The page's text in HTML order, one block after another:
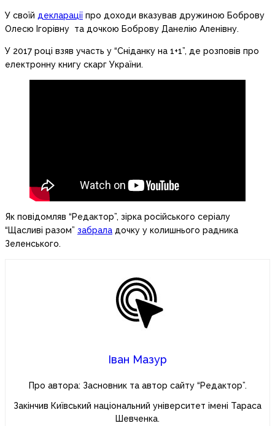
У своїй декларації про доходи вказував дружиною Боброву
Олесю Ігорівну та дочкою Боброву Данелію Аленівну.
У 2017 році взяв участь у “Сніданку на 1+1”, де розповів про
електронну книгу скарг України.
Як повідомляв “Редактор”, зірка російського серіалу
“Щасливі разом” забрала дочку у колишнього радника
Зеленського.
Іван Мазур
Про автора: Засновник та автор сайту “Редактор”.
Закінчив Київський національний університет імені Тараса
Шевченка.